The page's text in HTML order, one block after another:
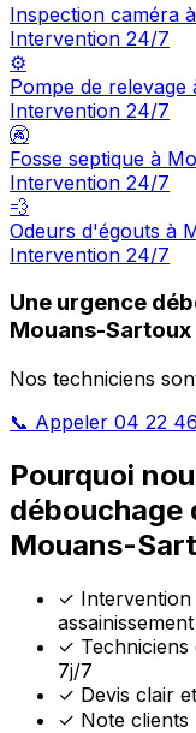
Inspection caméra
Intervention 24/7
⚙️
Pompe de
Intervention 24/7
🚱
Fosse septique à
Intervention 24/7
💨
Odeurs d'égouts à
Intervention 24/7
Une urgence
Mouans-Sartoux
Nos techniciens
📞 Appeler 04 22
Pourquoi
débouchage
Mouans-
✓
✓
7j/7
✓ Devis clair
✓ Note clients